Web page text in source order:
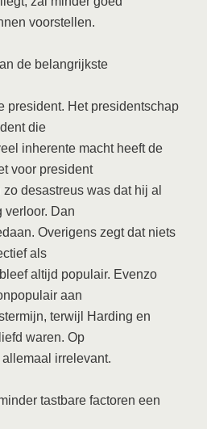
voorstellen.
de belangrijkste
president. Het presidentschap
die
inherente macht heeft de
voor president
desastreus was dat hij al
verloor. Dan
Overigens zegt dat niets
als
altijd populair. Evenzo
aan
terwijl Harding en
waren. Op
irrelevant.
tastbare factoren een